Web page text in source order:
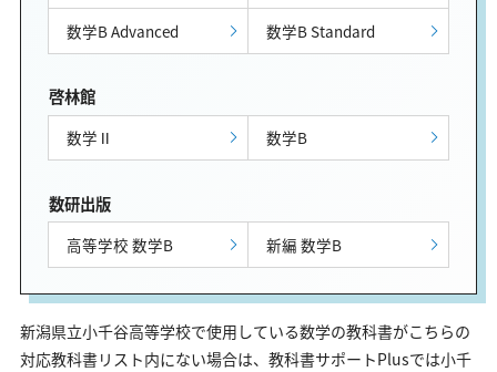
数学B Advanced
数学B Standard
啓林館
数学Ⅱ 数学B
数研出版
高等学校 数学B 新編 数学B
新潟県立小千谷高等学校で使用している数学の教科書がこちらの
対応教科書リスト内にない場合は、教科書サポートPlusでは小千